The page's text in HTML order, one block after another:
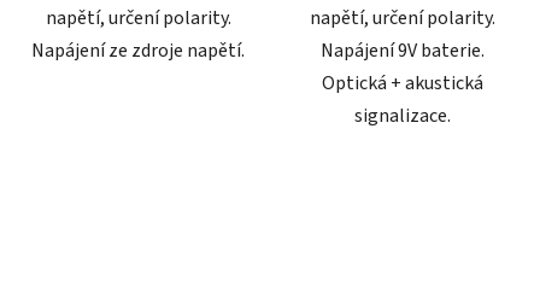
napětí, určení polarity.
Napájení ze zdroje napětí.
napětí, určení polarity.
Napájení 9V baterie.
Optická + akustická
signalizace.